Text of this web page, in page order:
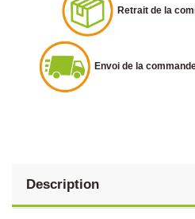
Retrait de la
Envoi de la
Description